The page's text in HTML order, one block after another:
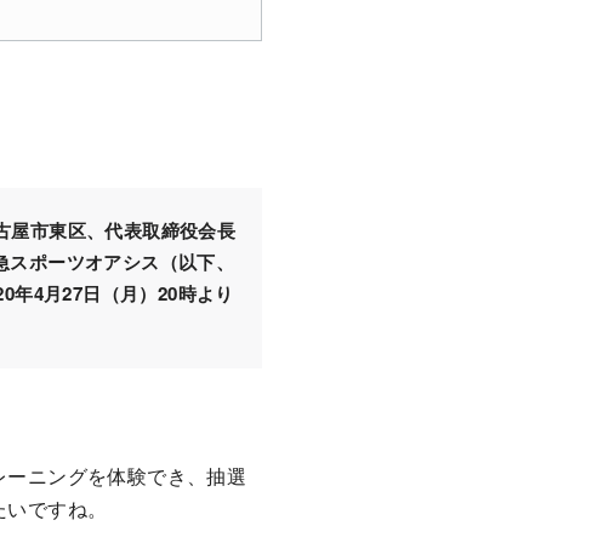
屋市東区、代表取締役会長
ポーツオアシス（以下、
年4月27日（月）20時より
ニングを体験でき、抽選
ですね。